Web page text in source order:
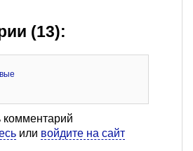
(13):
комментарий
или войдите на сайт